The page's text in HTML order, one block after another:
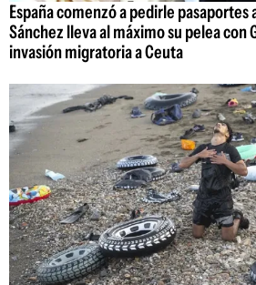
España comenzó a pedirle pasaportes
Sánchez lleva al máximo su pelea con
invasión migratoria a Ceuta